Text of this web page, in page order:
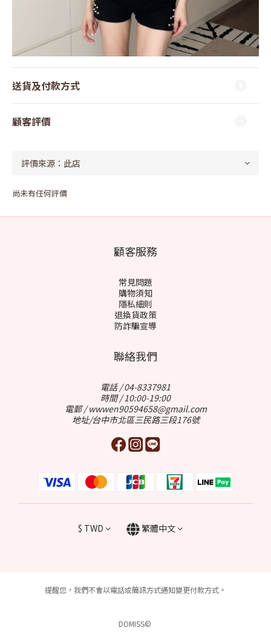
送貨及付款方式
顧客評價
尚未有任何評價
顧客服務
常見問題
購物須知
隱私細則
退換貨政策
防詐騙宣導
聯絡我們
電話 / 04-8337981
時間 / 10:00-19:00
電郵 / wwwen90594658@gmail.com
地址/台中市北區三民路三段176號
$ TWD 繁體中文
提醒您，我們不會以電話或簡訊方式通知變更付款方式。
DOMISS©